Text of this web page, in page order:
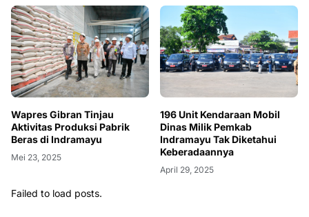
Wapres Gibran Tinjau
Aktivitas Produksi Pabrik
Beras di Indramayu
Mei 23, 2025
196 Unit Kendaraan Mobil
Dinas Milik Pemkab
Indramayu Tak Diketahui
Keberadaannya
April 29, 2025
Failed to load posts.